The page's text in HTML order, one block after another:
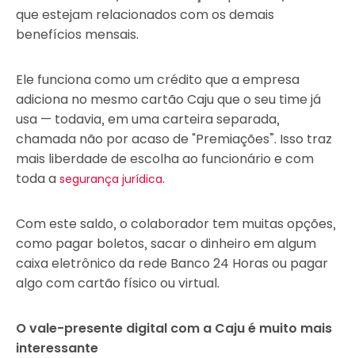
que estejam relacionados com os demais
benefícios mensais.
Ele funciona como um crédito que a empresa
adiciona no mesmo cartão Caju que o seu time já
usa — todavia, em uma carteira separada,
chamada não por acaso de “Premiações”. Isso traz
mais liberdade de escolha ao funcionário e com
toda a segurança jurídica.
Com este saldo, o colaborador tem muitas opções,
como pagar boletos, sacar o dinheiro em algum
caixa eletrônico da rede Banco 24 Horas ou pagar
algo com cartão físico ou virtual.
O vale-presente digital com a Caju é muito mais
interessante